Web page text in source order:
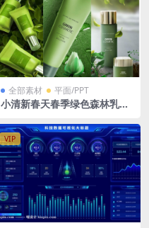
全部素材 平面/PPT
小清新春天春季绿色森林乳液
式
VIP